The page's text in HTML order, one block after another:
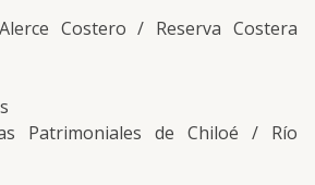
Costero / Reserva Costera
Patrimoniales de Chiloé / Río